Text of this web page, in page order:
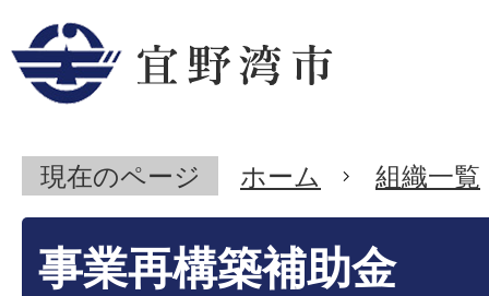
現在のページ ホーム 組織一覧
事業再構築補助金